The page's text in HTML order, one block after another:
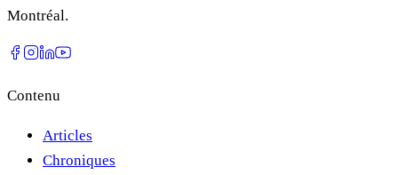
Montréal.
Contenu
Articles
Chroniques